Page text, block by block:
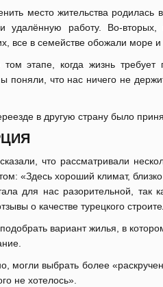
место жительства родилась
удалённую работу. Во-
все в семействе обожали
этапе, когда жизнь
поняли, что нас ничего не
в другую страну было
что рассматривали
«Здесь хороший климат,
для нас разорительной,
о качестве турецкого
вариант жилья, в
могли выбрать более
не хотелось».